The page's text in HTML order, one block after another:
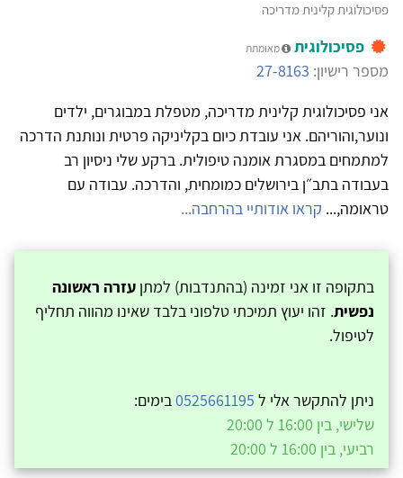
פסיכולוגית קלינית מדריכה
פסיכולוגית מאומתת
מספר רישיון: 27-8163
אני פסיכולוגית קלינית מדריכה, מטפלת במבוגרים, ילדים
ונוער,והוריהם. אני עובדת כיום בקליניקה פרטית ונותנת הדרכה
למתמחים במסגרת אומנה טיפולית. ברקע שלי ניסיון רב
בעבודה בתב״ן בירושלים כמומחית, והדרכה. עבודה עם
טראומה,... קראו אודותיי בהרחבה...
בתקופה זו אני זמינה (בהתנדבות) למתן עזרה ראשונה
נפשית. זהו יעוץ תמיכתי טלפוני בלבד שאינו מהווה תחליף
לטיפול.
ניתן להתקשר אלי ל 0525661195בימים:
שלישי, בין 16:00 ל 20:00
רביעי, בין 16:00 ל 20:00